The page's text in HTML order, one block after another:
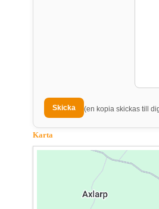
(en kopia skickas till
Karta